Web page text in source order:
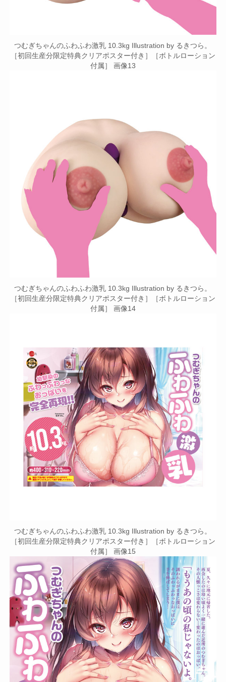
つむぎちゃんのふわふわ激乳 10.3kg Illustration by るきつら。
［初回生産分限定特典クリアポスター付き］［ボトルローション
付属］ 画像13
つむぎちゃんのふわふわ激乳 10.3kg Illustration by るきつら。
［初回生産分限定特典クリアポスター付き］［ボトルローション
付属］ 画像14
つむぎちゃんのふわふわ激乳 10.3kg Illustration by るきつら。
［初回生産分限定特典クリアポスター付き］［ボトルローション
付属］ 画像15